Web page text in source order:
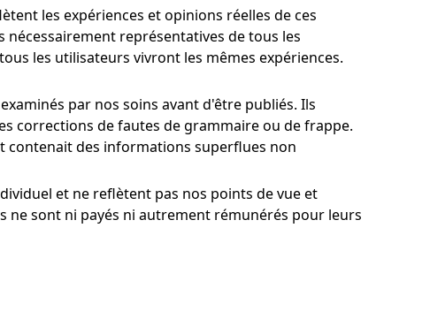
les expériences et opinions réelles de ces
représentatives de tous les
les utilisateurs vivront les mêmes expériences.
par nos soins avant d'être publiés. Ils
corrections de fautes de grammaire ou de frappe.
contenait des informations superflues non
et ne reflètent pas nos points de vue et
ne sont ni payés ni autrement rémunérés pour leurs